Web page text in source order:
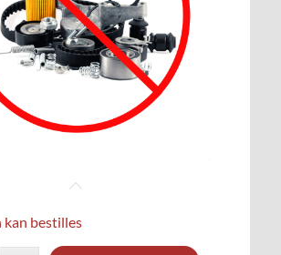
kan bestilles